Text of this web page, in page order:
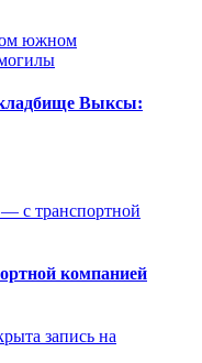
Выксы:
компанией